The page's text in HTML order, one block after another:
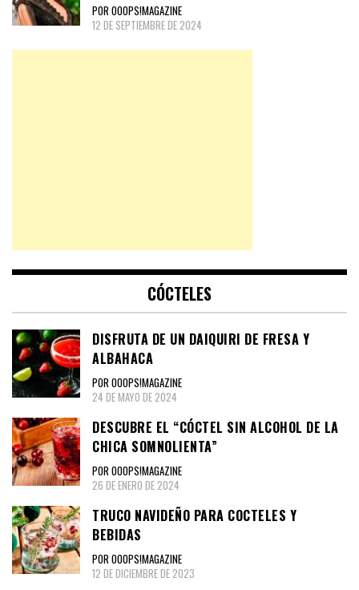
POR OOOPS!MAGAZINE
12 DE SEPTIEMBRE DE 2024
CÓCTELES
DISFRUTA DE UN DAIQUIRI DE FRESA Y
ALBAHACA
POR OOOPS!MAGAZINE
24 DE MAYO DE 2024
DESCUBRE EL “CÓCTEL SIN ALCOHOL DE LA
CHICA SOMNOLIENTA”
POR OOOPS!MAGAZINE
26 DE ENERO DE 2024
TRUCO NAVIDEÑO PARA COCTELES Y
BEBIDAS
POR OOOPS!MAGAZINE
12 DE DICIEMBRE DE 2023